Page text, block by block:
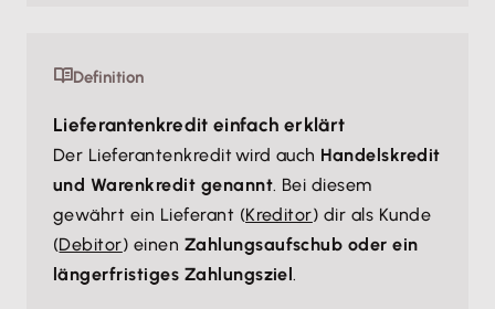
Definition
Lieferantenkredit einfach erklärt
Der Lieferantenkredit wird auch Handelskredit
und Warenkredit genannt. Bei diesem
gewährt ein Lieferant (Kreditor) dir als Kunde
(Debitor) einen Zahlungsaufschub oder ein
längerfristiges Zahlungsziel.